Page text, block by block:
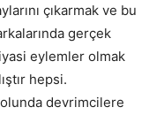
çıkarmak ve bu
gerçek
eylemler olmak
hepsi.
devrimcilere